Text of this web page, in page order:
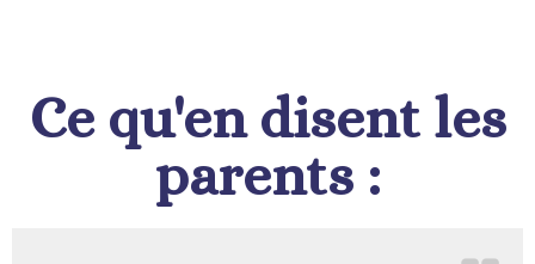
Ce qu'en disent les
parents :